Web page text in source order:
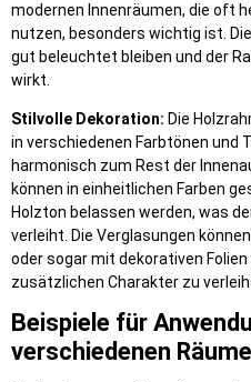
modernen Innenräumen, die oft
nutzen, besonders wichtig ist.
gut beleuchtet bleiben und der
wirkt.
Stilvolle Dekoration: Die
in verschiedenen Farbtönen und
harmonisch zum Rest der
können in einheitlichen Farben
Holzton belassen werden, was
verleiht. Die Verglasungen
oder sogar mit dekorativen
zusätzlichen Charakter zu
Beispiele für
verschiedenen